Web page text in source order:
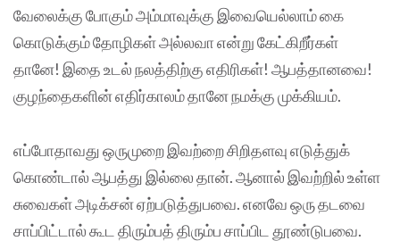
வேலைக்கு போகும் அம்மாவுக்கு இவையெல்லாம் கை
கொடுக்கும் தோழிகள் அல்லவா என்று கேட்கிறீர்கள்
தானே! இதை உடல் நலத்திற்கு எதிரிகள்! ஆபத்தானவை!
குழந்தைகளின் எதிர்காலம் தானே நமக்கு முக்கியம்.
எப்போதாவது ஒருமுறை இவற்றை சிறிதளவு எடுத்துக்
கொண்டால் ஆபத்து இல்லை தான். ஆனால் இவற்றில் உள்ள
சுவைகள் அடிக்சன் ஏற்படுத்துபவை. எனவே ஒரு தடவை
சாப்பிட்டால் கூட திரும்பத் திரும்ப சாப்பிட தூண்டுபவை.